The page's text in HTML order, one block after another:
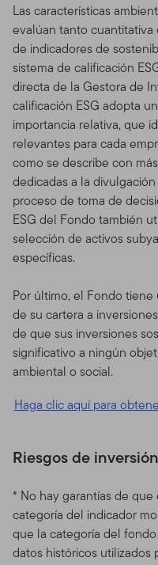
Las características
evalúan tanto
de indicadores de
sistema de calificación
directa de la Gestora de
calificación ESG adopta
importancia relativa, que
relevantes para cada
como se describe con
dedicadas a la
proceso de toma de
ESG del Fondo también
selección de activos
específicas.
Por último, el Fondo
de su cartera a
de que sus inversiones
significativo a ningún
ambiental o social.
Haga clic aquí para
Riesgos de inversión
* No hay garantías de
categoría del indicador
que la categoría del
datos históricos